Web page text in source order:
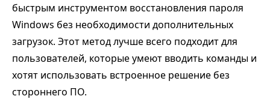
быстрым инструментом восстановления пароля
Windows без необходимости дополнительных
загрузок. Этот метод лучше всего подходит для
пользователей, которые умеют вводить команды и
хотят использовать встроенное решение без
стороннего ПО.